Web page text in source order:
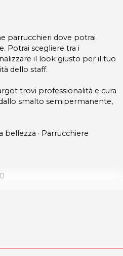
parrucchieri dove potrai
Potrai scegliere tra i
il look giusto per il tuo
dello staff.
trovi professionalità e cura
smalto semipermanente,
bellezza · Parrucchiere